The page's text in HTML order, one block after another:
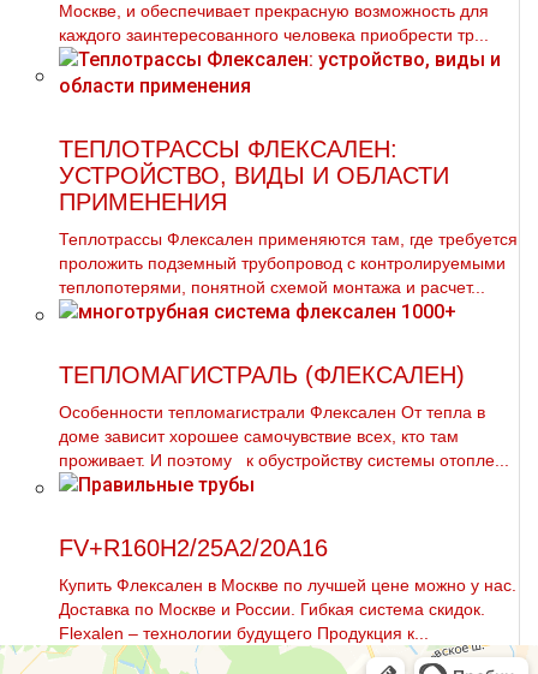
Москве, и обеспечивает прекрасную возможность для
каждого заинтересованного человека приобрести тp...
ТЕПЛОТРАССЫ ФЛЕКСАЛЕН:
УСТРОЙСТВО, ВИДЫ И ОБЛАСТИ
ПРИМЕНЕНИЯ
Теплотрассы Флексален применяются там, где требуется
проложить подземный трубопровод с контролируемыми
теплопотерями, понятной схемой монтажа и расчет...
ТЕПЛОМАГИСТРАЛЬ (ФЛЕКСАЛЕН)
Особенности тепломагистрали Флексален От тепла в
доме зависит хорошее самочувствие всех, кто там
проживает. И поэтому к обустройству системы отопле...
FV+R160H2/25A2/20A16
Купить Флексален в Москве по лучшей цене можно у нас.
Доставка по Москве и России. Гибкая система скидок.
Flехalеn – технологии будущего Продукция к...